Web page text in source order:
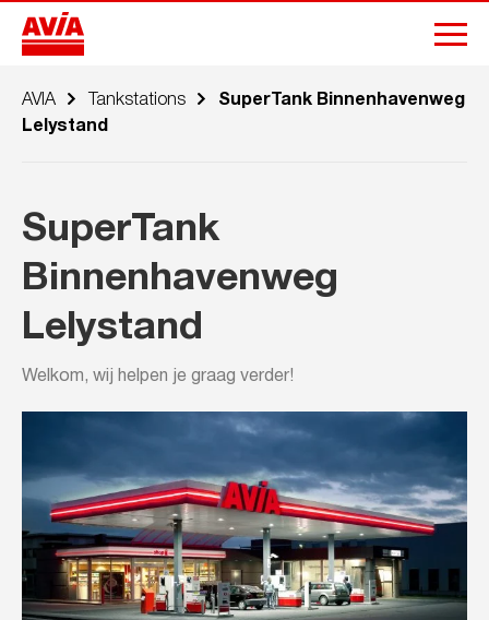
AVIA Tankstations
SuperTank Binnenhavenweg
Lelystand
SuperTank
Binnenhavenweg
Lelystand
Welkom, wij helpen je graag verder!